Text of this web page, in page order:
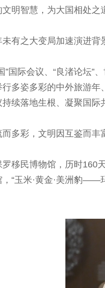
明智慧，为大国相处之
有之大变局加速演进
”国际会议、“良渚论坛
行多姿多彩的中外旅游
续落地生根、凝聚国际
多彩，文明因互鉴而丰
罗移民博物馆，历时160
“玉米·黄金·美洲豹——